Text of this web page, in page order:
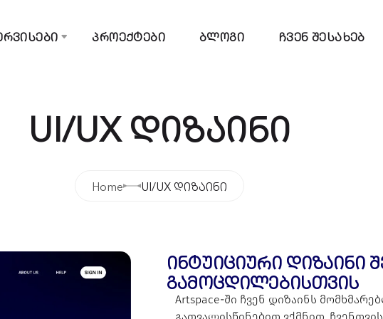
პროექტები ბლოგი ჩვენ შესახებ
UI/UX დიზაინი
Home UI/UX დიზაინი
ინტუიციური დიზაინი
გამოცდილებისთვის
Artspace-ში ჩვენ დიზაინს